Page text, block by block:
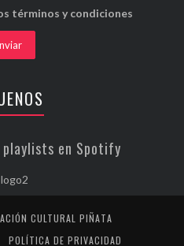
términos y condiciones
playlists en Spotify
CULTURAL PIÑATA
POLÍTICA DE PRIVACIDAD